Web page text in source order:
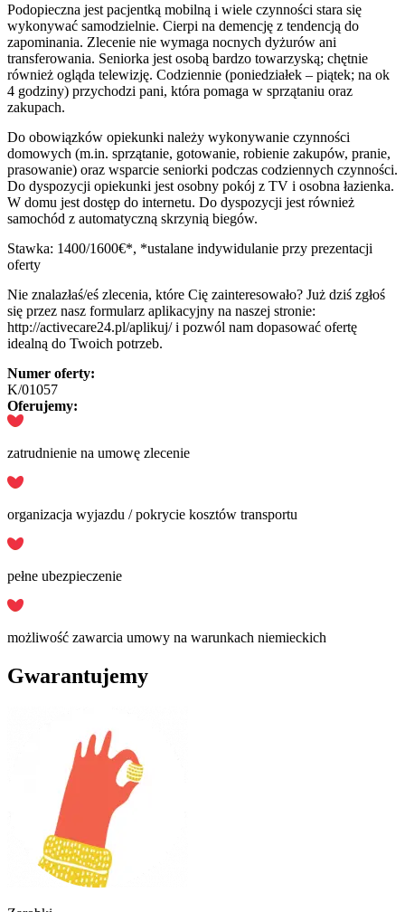
Podopieczna jest pacjentką mobilną i wiele czynności stara się
wykonywać samodzielnie. Cierpi na demencję z tendencją do
zapominania. Zlecenie nie wymaga nocnych dyżurów ani
transferowania. Seniorka jest osobą bardzo towarzyską; chętnie
również ogląda telewizję. Codziennie (poniedziałek – piątek; na ok
4 godziny) przychodzi pani, która pomaga w sprzątaniu oraz
zakupach.
Do obowiązków opiekunki należy wykonywanie czynności
domowych (m.in. sprzątanie, gotowanie, robienie zakupów, pranie,
prasowanie) oraz wsparcie seniorki podczas codziennych czynności.
Do dyspozycji opiekunki jest osobny pokój z TV i osobna łazienka.
W domu jest dostęp do internetu. Do dyspozycji jest również
samochód z automatyczną skrzynią biegów.
Stawka: 1400/1600€*, *ustalane indywidulanie przy prezentacji
oferty
Nie znalazłaś/eś zlecenia, które Cię zainteresowało? Już dziś zgłoś
się przez nasz formularz aplikacyjny na naszej stronie:
http://activecare24.pl/aplikuj/ i pozwól nam dopasować ofertę
idealną do Twoich potrzeb.
Numer oferty:
K/01057
Oferujemy:
zatrudnienie na umowę zlecenie
organizacja wyjazdu / pokrycie kosztów transportu
pełne ubezpieczenie
możliwość zawarcia umowy na warunkach niemieckich
Gwarantujemy